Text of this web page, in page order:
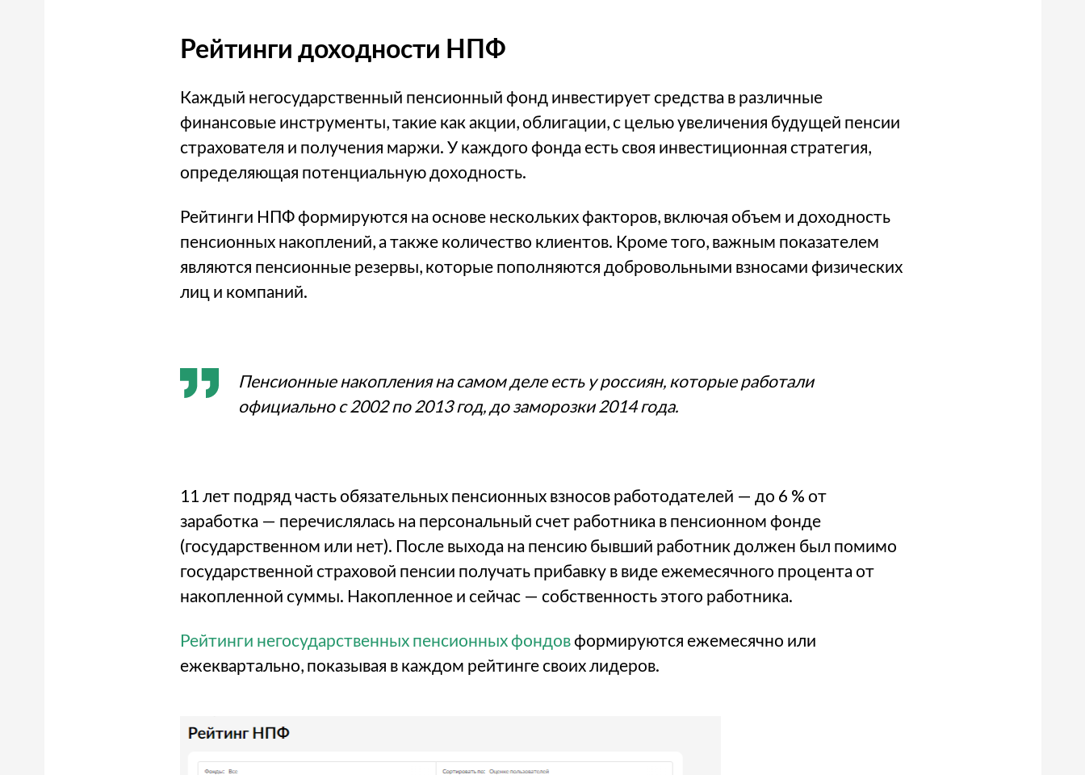
Рейтинги доходности НПФ
Каждый негосударственный пенсионный фонд инвестирует средства в различные
финансовые инструменты, такие как акции, облигации, с целью увеличения будущей пенсии
страхователя и получения маржи. У каждого фонда есть своя инвестиционная стратегия,
определяющая потенциальную доходность.
Рейтинги НПФ формируются на основе нескольких факторов, включая объем и доходность
пенсионных накоплений, а также количество клиентов. Кроме того, важным показателем
являются пенсионные резервы, которые пополняются добровольными взносами физических
лиц и компаний.
Пенсионные накопления на самом деле есть у россиян, которые работали
официально с 2002 по 2013 год, до заморозки 2014 года.
11 лет подряд часть обязательных пенсионных взносов работодателей — до 6 % от
заработка — перечислялась на персональный счет работника в пенсионном фонде
(государственном или нет). После выхода на пенсию бывший работник должен был помимо
государственной страховой пенсии получать прибавку в виде ежемесячного процента от
накопленной суммы. Накопленное и сейчас — собственность этого работника.
Рейтинги негосударственных пенсионных фондовформируются ежемесячно или
ежеквартально, показывая в каждом рейтинге своих лидеров.